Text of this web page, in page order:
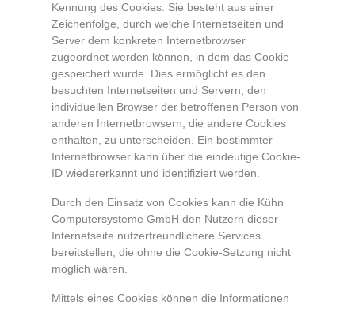
Kennung des Cookies. Sie besteht aus einer
Zeichenfolge, durch welche Internetseiten und
Server dem konkreten Internetbrowser
zugeordnet werden können, in dem das Cookie
gespeichert wurde. Dies ermöglicht es den
besuchten Internetseiten und Servern, den
individuellen Browser der betroffenen Person von
anderen Internetbrowsern, die andere Cookies
enthalten, zu unterscheiden. Ein bestimmter
Internetbrowser kann über die eindeutige Cookie-
ID wiedererkannt und identifiziert werden.
Durch den Einsatz von Cookies kann die Kühn
Computersysteme GmbH den Nutzern dieser
Internetseite nutzerfreundlichere Services
bereitstellen, die ohne die Cookie-Setzung nicht
möglich wären.
Mittels eines Cookies können die Informationen